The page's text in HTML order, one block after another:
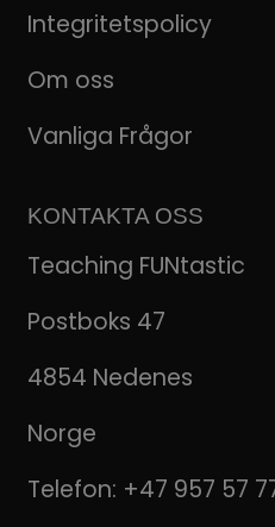
Integritetspolicy
Om oss
Vanliga Frågor
KONTAKTA OSS
Teaching FUNtastic
Postboks 47
4854 Nedenes
Norge
Telefon: +47 957 57